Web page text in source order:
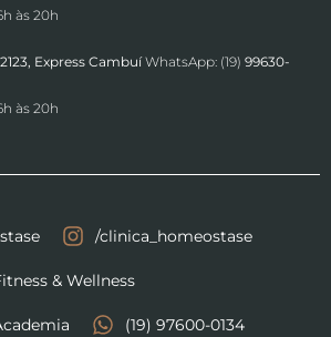
às 20h
Express CambuíWhatsApp: (19) 99630-
às 20h
/clinica_homeostase
& Wellness
(19) 97600-0134